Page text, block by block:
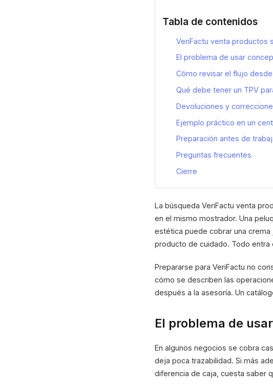
Tabla de contenidos
VeriFactu venta productos
El problema de usar
Cómo revisar el flujo
Qué debe tener un TPV
Devoluciones y
Ejemplo práctico en un
Preparación antes de
Preguntas frecuentes
Cierre
La búsqueda VeriFactu venta
en el mismo mostrador. Una
estética puede cobrar una
producto de cuidado. Todo
Prepararse para VeriFactu no
cómo se describen las
después a la asesoría. Un
El problema de
En algunos negocios se cobra
deja poca trazabilidad. Si más
diferencia de caja, cuesta saber